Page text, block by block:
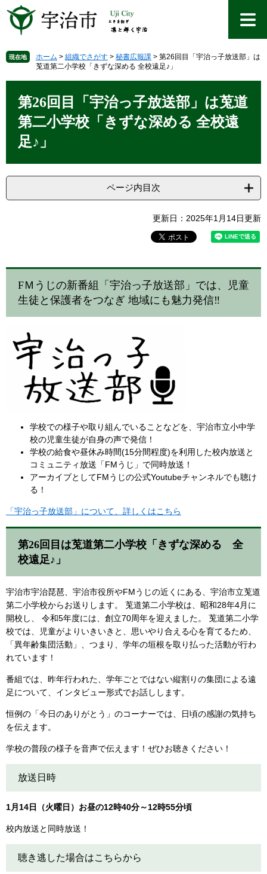
先
で
を
ば
現在地 ホーム > 組織でさがす > 秘書広報課 > 第26回目「宇治っ子放送部」は
莵道第二小学校「きずな深める 全校遠足♪」
第26回目「宇治っ子放送部」は莵道
第二小学校「きずな深める 全校遠
足♪」
ページ内目次
更新日：2025年1月14日更新
FＭうじの新番組「宇治っ子放送部」では、児童
生徒と保護者をつなぎ 地域にも魅力発信‼
学校での様子や取り組んでいることなどを、宇治市立小中学
校の児童生徒が自身の声で発信！
学校の給食や昼休み時間(15分間程度)を利用した校内放送と
コミュニティ放送「FMうじ」で同時放送！
アーカイブとしてFMうじの公式Youtubeチャンネルでも聴け
る！
「宇治っ子放送部」について、詳しくはこちら
第26回目は莵道第二小学校「きずな深める 全
校遠足♪​​​​」
宇治市宇治琵琶、宇治市役所やFMうじの近くにある、宇治市立莵道
第二小学校からお送りします。 莵道第二小学校は、昭和28年4月に
開校し、 令和5年度には、創立70周年を迎えました。 莵道第二小学
校では、児童がよりいきいきと、思いやり合える心を育てるため、
「異年齢集団活動」、つまり、学年の垣根を取り払った活動が行わ
れています！
番組では、昨年行われた、学年ごとではない縦割りの集団による遠
足について、インタビュー形式でお話しします。
恒例の「今日のありがとう」のコーナーでは、日頃の感謝の気持ち
を伝えます。
学校の普段の様子を音声で伝えます！ぜひお聴きください！
放送日時
1月14日（火曜日）お昼の12時40分～12時55分頃
校内放送と同時放送！
聴き逃した場合はこちらから